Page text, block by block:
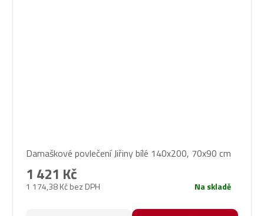
Damaškové povlečení Jiřiny bílé 140x200, 70x90 cm
1 174,38 Kč bez DPH
1 421 Kč
Na skladě